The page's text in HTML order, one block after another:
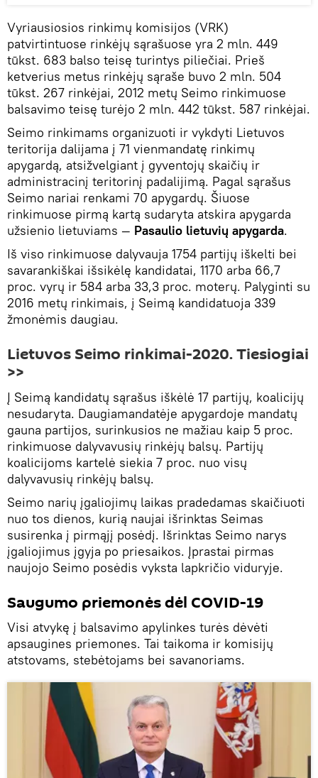
Vyriausiosios rinkimų komisijos (VRK)
patvirtintuose rinkėjų sąrašuose yra 2 mln. 449
tūkst. 683 balso teisę turintys piliečiai. Prieš
ketverius metus rinkėjų sąraše buvo 2 mln. 504
tūkst. 267 rinkėjai, 2012 metų Seimo rinkimuose
balsavimo teisę turėjo 2 mln. 442 tūkst. 587 rinkėjai.
Seimo rinkimams organizuoti ir vykdyti Lietuvos
teritorija dalijama į 71 vienmandatę rinkimų
apygardą, atsižvelgiant į gyventojų skaičių ir
administracinį teritorinį padalijimą. Pagal sąrašus
Seimo nariai renkami 70 apygardų. Šiuose
rinkimuose pirmą kartą sudaryta atskira apygarda
užsienio lietuviams — Pasaulio lietuvių apygarda.
Iš viso rinkimuose dalyvauja 1754 partijų iškelti bei
savarankiškai išsikėlę kandidatai, 1170 arba 66,7
proc. vyrų ir 584 arba 33,3 proc. moterų. Palyginti su
2016 metų rinkimais, į Seimą kandidatuoja 339
žmonėmis daugiau.
Lietuvos Seimo rinkimai-2020. Tiesiogiai
>>
Į Seimą kandidatų sąrašus iškėlė 17 partijų, koalicijų
nesudaryta. Daugiamandatėje apygardoje mandatų
gauna partijos, surinkusios ne mažiau kaip 5 proc.
rinkimuose dalyvavusių rinkėjų balsų. Partijų
koalicijoms kartelė siekia 7 proc. nuo visų
dalyvavusių rinkėjų balsų.
Seimo narių įgaliojimų laikas pradedamas skaičiuoti
nuo tos dienos, kurią naujai išrinktas Seimas
susirenka į pirmąjį posėdį. Išrinktas Seimo narys
įgaliojimus įgyja po priesaikos. Įprastai pirmas
naujojo Seimo posėdis vyksta lapkričio viduryje.
Saugumo priemonės dėl COVID-19
Visi atvykę į balsavimo apylinkes turės dėvėti
apsaugines priemones. Tai taikoma ir komisijų
atstovams, stebėtojams bei savanoriams.